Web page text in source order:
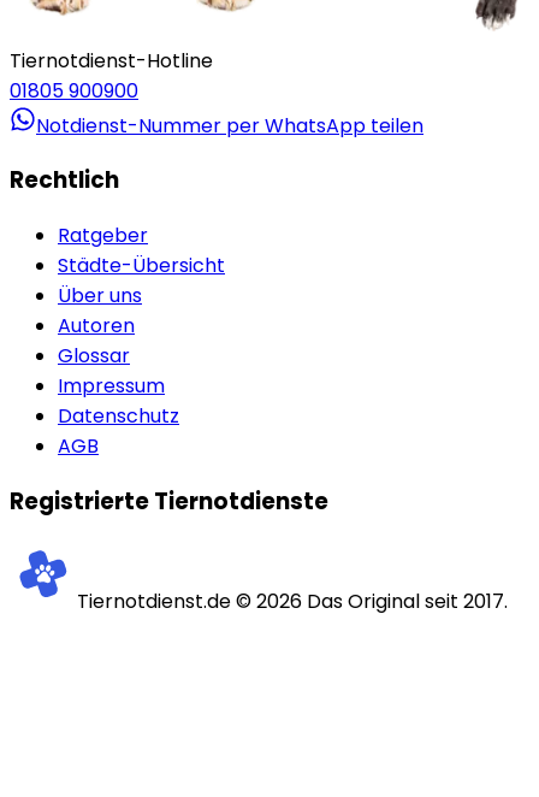
Tiernotdienst-Hotline
01805 900900
Notdienst-Nummer per WhatsApp teilen
Rechtlich
Ratgeber
Städte-Übersicht
Über uns
Autoren
Glossar
Impressum
Datenschutz
AGB
Registrierte Tiernotdienste
Tiernotdienst.de ©2026 Das Original seit 2017.